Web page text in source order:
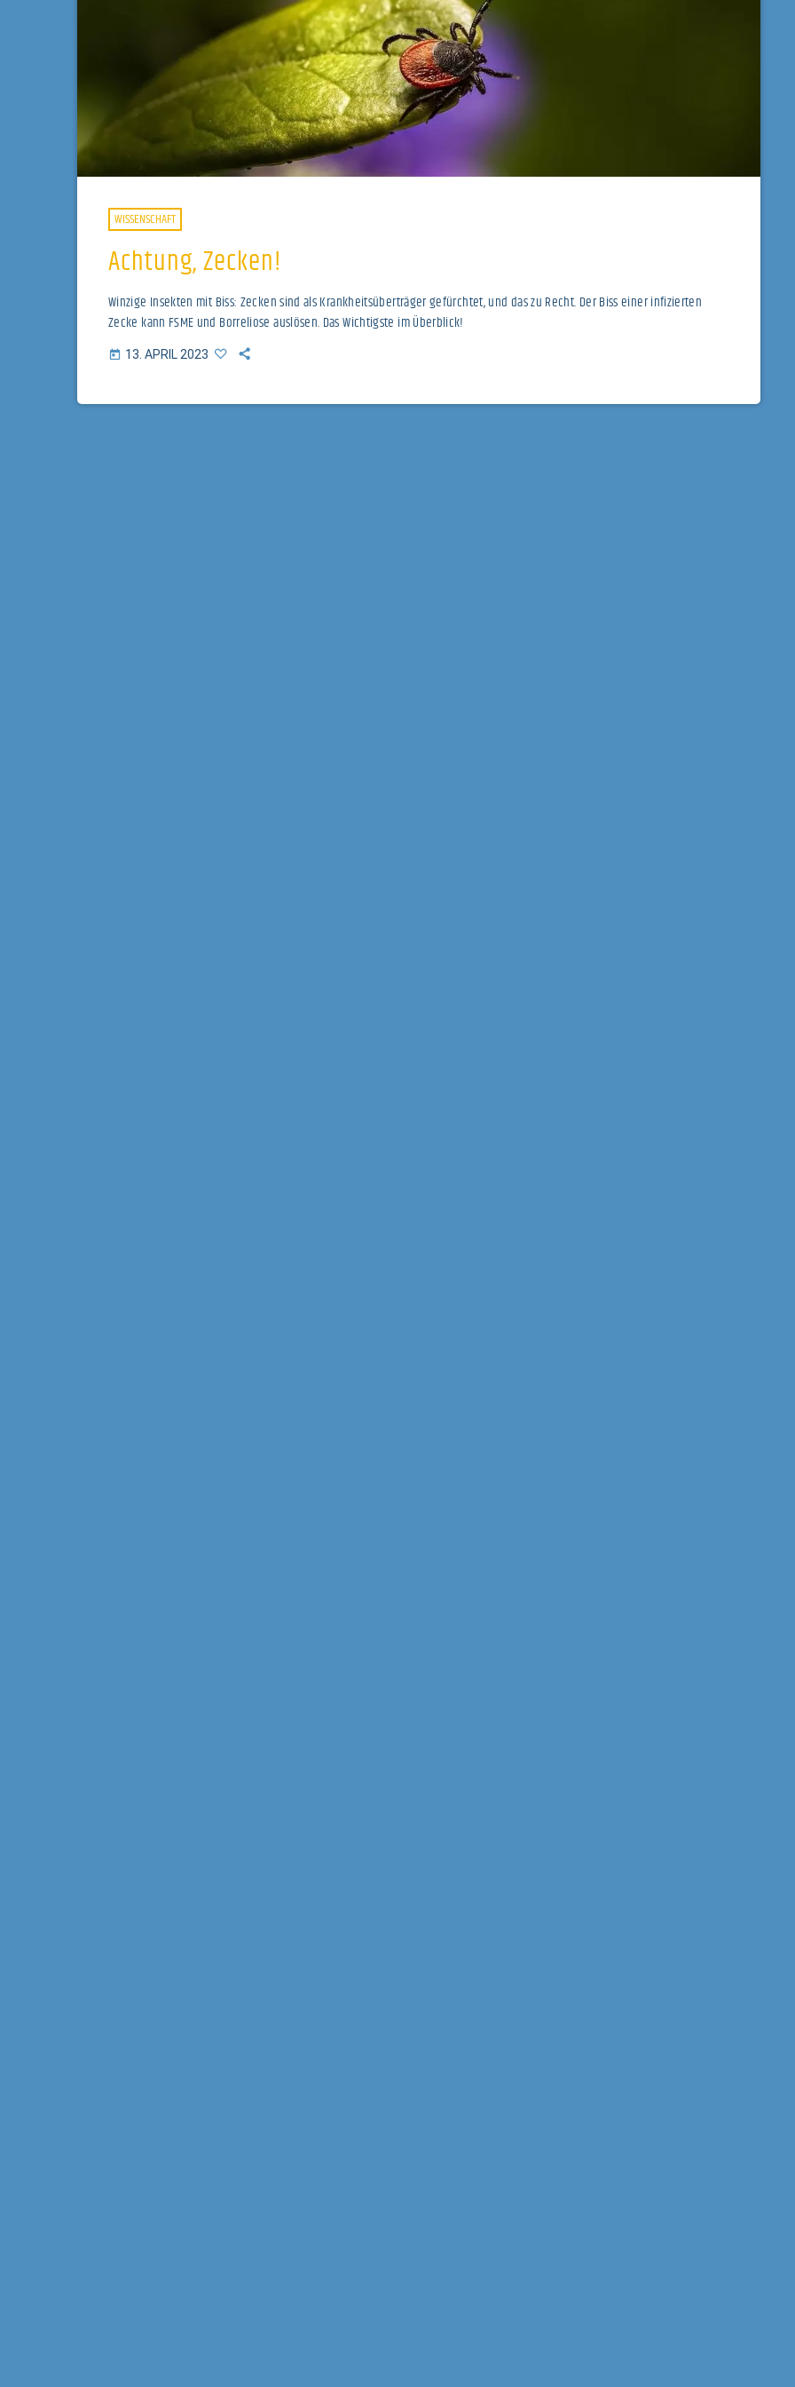
WISSENSCHAFT
Achtung, Zecken!
Winzige Insekten mit Biss: Zecken sind als Krankheitsüberträger gefürchtet, und das zu Recht. Der Biss einer infizierten
Zecke kann FSME und Borreliose auslösen. Das Wichtigste im Überblick!
today 13. APRIL 2023